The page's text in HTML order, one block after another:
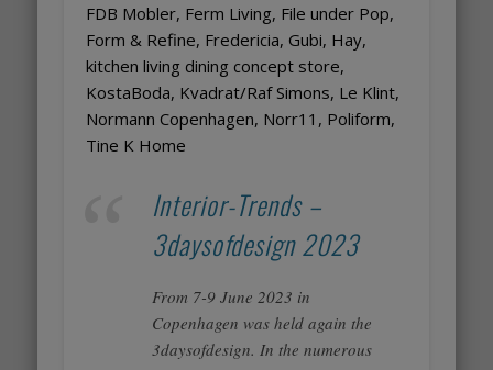
FDB Mobler, Ferm Living, File under Pop,
Form & Refine, Fredericia, Gubi, Hay,
kitchen living dining concept store,
KostaBoda, Kvadrat/Raf Simons, Le Klint,
Normann Copenhagen, Norr11, Poliform,
Tine K Home
Interior-Trends –
3daysofdesign 2023
From 7-9 June 2023 in
Copenhagen was held again the
3daysofdesign. In the numerous